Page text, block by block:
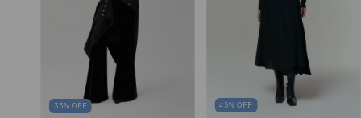
35% OFF 45%OFF